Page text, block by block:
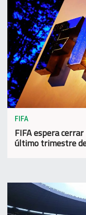
FIFA
FIFA espera
último trimestre